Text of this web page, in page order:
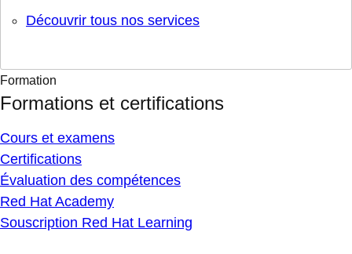
Découvrir tous nos services
Formation
Formations et certifications
Cours et examens
Certifications
Évaluation des compétences
Red Hat Academy
Souscription Red Hat Learning